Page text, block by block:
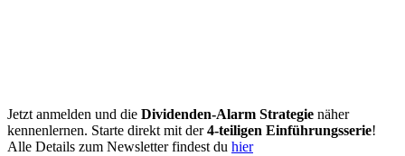
Jetzt anmelden und die Dividenden-Alarm Strategie näher
kennenlernen. Starte direkt mit der4-teiligen Einführungsserie!
Alle Details zum Newsletter findest du hier